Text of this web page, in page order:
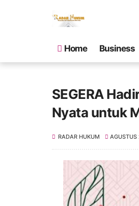
Home Business
SEGERA
Nyata untuk
RADAR HUKUM